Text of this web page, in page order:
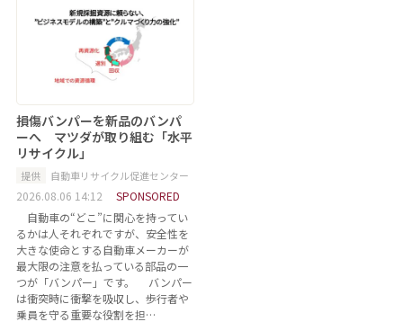
損傷バンパーを新品のバンパ
ーへ マツダが取り組む「水平
リサイクル」
提供 自動車リサイクル促進センター
2026.08.06 14:12
SPONSORED
自動車の“どこ”に関心を持ってい
るかは人それぞれですが、安全性を
大きな使命とする自動車メーカーが
最大限の注意を払っている部品の一
つが「バンパー」です。 バンパー
は衝突時に衝撃を吸収し、歩行者や
乗員を守る重要な役割を担…